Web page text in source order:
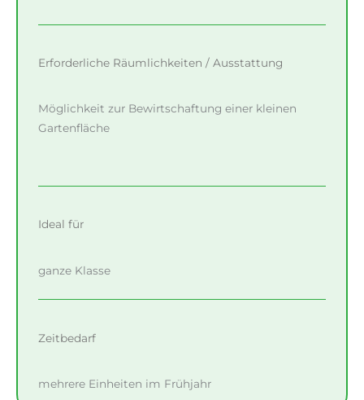
Erforderliche Räumlichkeiten / Ausstattung
Möglichkeit zur Bewirtschaftung einer kleinen
Gartenfläche
Ideal für
ganze Klasse
Zeitbedarf
mehrere Einheiten im Frühjahr